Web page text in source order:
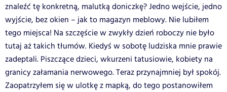
znaleźć tę konkretną, malutką doniczkę? Jedno wejście, jedno
wyjście, bez okien – jak to magazyn meblowy. Nie lubiłem
tego miejsca! Na szczęście w zwykły dzień roboczy nie było
tutaj aż takich tłumów. Kiedyś w sobotę ludziska mnie prawie
zadeptali. Piszczące dzieci, wkurzeni tatusiowie, kobiety na
granicy załamania nerwowego. Teraz przynajmniej był spokój.
Zaopatrzyłem się w ulotkę z mapką, do tego postanowiłem